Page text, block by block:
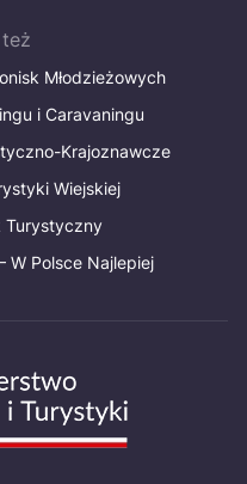
Młodzieżowych
i Caravaningu
Krajoznawcze
Wiejskiej
Turystyczny
W Polsce Najlepiej